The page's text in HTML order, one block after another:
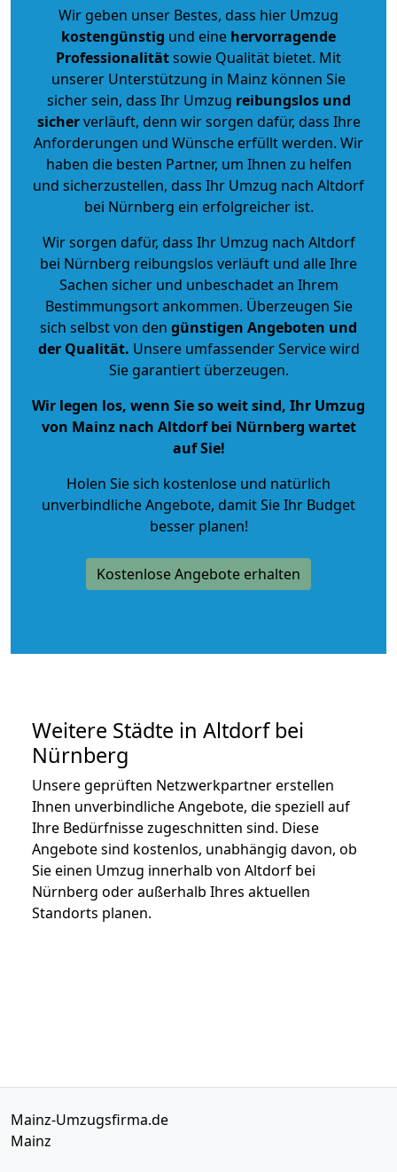
Wir geben unser Bestes, dass hier Umzug
kostengünstig und eine hervorragende
Professionalitätsowie Qualität bietet. Mit
unserer Unterstützung in Mainz können Sie
sicher sein, dass Ihr Umzug reibungslos und
sicherverläuft, denn wir sorgen dafür, dass Ihre
Anforderungen und Wünsche erfüllt werden. Wir
haben die besten Partner, um Ihnen zu helfen
und sicherzustellen, dass Ihr Umzug nach Altdorf
bei Nürnberg ein erfolgreicher ist.
Wir sorgen dafür, dass Ihr Umzug nach Altdorf
bei Nürnberg reibungslos verläuft und alle Ihre
Sachen sicher und unbeschadet an Ihrem
Bestimmungsort ankommen. Überzeugen Sie
sich selbst von den günstigen Angeboten und
der Qualität. Unsere umfassender Service wird
Sie garantiert überzeugen.
Wir legen los, wenn Sie so weit sind, Ihr Umzug
von Mainz nach Altdorf bei Nürnberg wartet
auf Sie!
Holen Sie sich kostenlose und natürlich
unverbindliche Angebote, damit Sie Ihr Budget
besser planen!
Kostenlose Angebote erhalten
Weitere Städte in Altdorf bei
Nürnberg
Unsere geprüften Netzwerkpartner erstellen
Ihnen unverbindliche Angebote, die speziell auf
Ihre Bedürfnisse zugeschnitten sind. Diese
Angebote sind kostenlos, unabhängig davon, ob
Sie einen Umzug innerhalb von Altdorf bei
Nürnberg oder außerhalb Ihres aktuellen
Standorts planen.
Mainz-Umzugsfirma.de
Mainz